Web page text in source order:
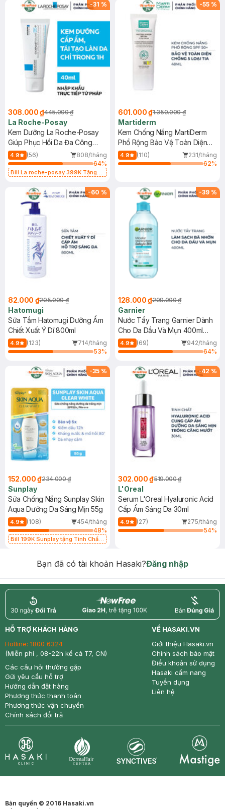
-31 %
308.000 ₫445.000 ₫
La Roche-Posay
Kem Dưỡng La Roche-Posay
Giúp Phục Hồi Da Đa Công
Dụng 40ml
4.9 (56)
808/tháng
64%
Bill La roche-posay 399K Tặng
(SL có hạn)
-55 %
601.000 ₫1.350.000 ₫
Martiderm
Kem Chống Nắng MartiDerm
Phổ Rộng Bảo Vệ Toàn Diện
40ml
4.9 (110)
231/tháng
62%
-60 %
82.000 ₫205.000 ₫
Hatomugi
Sữa Tắm Hatomugi Dưỡng Ẩm
Chiết Xuất Ý Dĩ 800ml
4.9 (123)
714/tháng
53%
-39 %
128.000 ₫209.000 ₫
Garnier
Nước Tẩy Trang Garnier Dành
Cho Da Dầu Và Mụn 400ml
(Mới)
4.9 (69)
942/tháng
64%
-35 %
152.000 ₫234.000 ₫
Sunplay
Sữa Chống Nắng Sunplay Skin
Aqua Dưỡng Da Sáng Mịn 55g
4.9 (108)
454/tháng
48%
Bill 199K Sunplay tặng Tinh Chất
-42 %
302.000 ₫519.000 ₫
L'Oreal
Serum L'Oreal Hyaluronic Acid
Cấp Ẩm Sáng Da 30ml
4.9 (27)
275/tháng
54%
Bạn đã có tài khoản Hasaki?Đăng nhập
return nowfree price
HỖ TRỢ KHÁCH HÀNG
Hotline: 1800 6324
(Miễn phí , 08-22h kể cả T7, CN)
Các câu hỏi thường gặp
Gửi yêu cầu hỗ trợ
Hướng dẫn đặt hàng
Phương thức thanh toán
Phương thức vận chuyển
Chính sách đổi trả
VỀ HASAKI.VN
Giới thiệu Hasaki.vn
Chính sách bảo mật
Điều khoản sử dụng
Hasaki cẩm nang
Tuyển dụng
Liên hệ
Bản quyền © 2016 Hasaki.vn